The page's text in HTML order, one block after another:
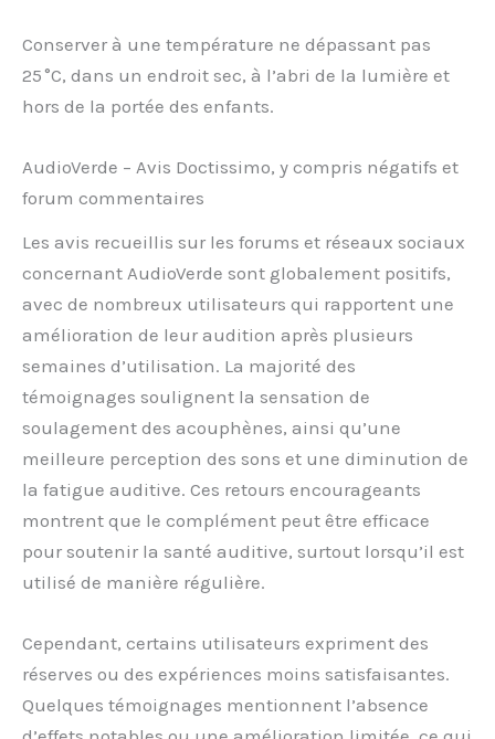
Conserver à une température ne dépassant pas
25 °C, dans un endroit sec, à l’abri de la lumière et
hors de la portée des enfants.
AudioVerde – Avis Doctissimo, y compris négatifs et
forum commentaires
Les avis recueillis sur les forums et réseaux sociaux
concernant AudioVerde sont globalement positifs,
avec de nombreux utilisateurs qui rapportent une
amélioration de leur audition après plusieurs
semaines d’utilisation. La majorité des
témoignages soulignent la sensation de
soulagement des acouphènes, ainsi qu’une
meilleure perception des sons et une diminution de
la fatigue auditive. Ces retours encourageants
montrent que le complément peut être efficace
pour soutenir la santé auditive, surtout lorsqu’il est
utilisé de manière régulière.
Cependant, certains utilisateurs expriment des
réserves ou des expériences moins satisfaisantes.
Quelques témoignages mentionnent l’absence